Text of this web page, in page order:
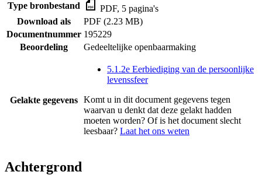
Type bronbestand
PDF, 5 pagina's
Download als
PDF (2.23 MB)
Documentnummer 195229
Beoordeling
Gedeeltelijke openbaarmaking
Gelakte gegevens
5.1.2e Eerbiediging van de persoonlijke
levenssfeer
Komt u in dit document gegevens tegen
waarvan u denkt dat deze gelakt hadden
moeten worden? Of is het document slecht
leesbaar? Laat het ons weten
Achtergrond